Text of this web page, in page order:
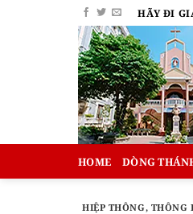
HÃY ĐI
HOME DÒNG
HIỆP THÔNG, THÔNG